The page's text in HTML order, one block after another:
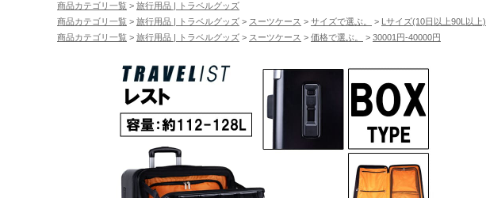
商品カテゴリ一覧 > 旅行用品 | トラベルグッズ
商品カテゴリ一覧 > 旅行用品 | トラベルグッズ > スーツケース > サイズで選ぶ。 > Lサイズ(10日以上90L以上)
商品カテゴリ一覧 > 旅行用品 | トラベルグッズ > スーツケース > 価格で選ぶ。 > 30001円-40000円